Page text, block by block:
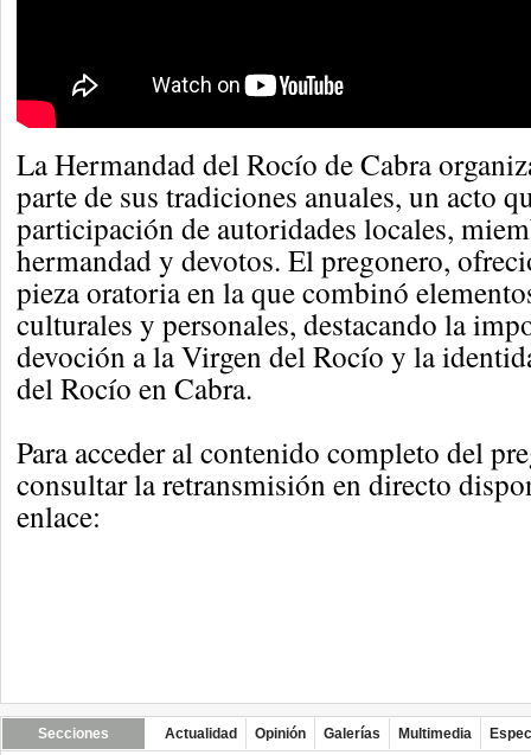
La Hermandad del Rocío de Cabra
parte de sus tradiciones anuales, un acto
participación de autoridades locales,
hermandad y devotos. El pregonero,
pieza oratoria en la que combinó
culturales y personales, destacando la
devoción a la Virgen del Rocío y la
del Rocío en Cabra.
Para acceder al contenido completo del
consultar la retransmisión en directo
enlace:
Secciones Actualidad Opinión Galerías Multimedia